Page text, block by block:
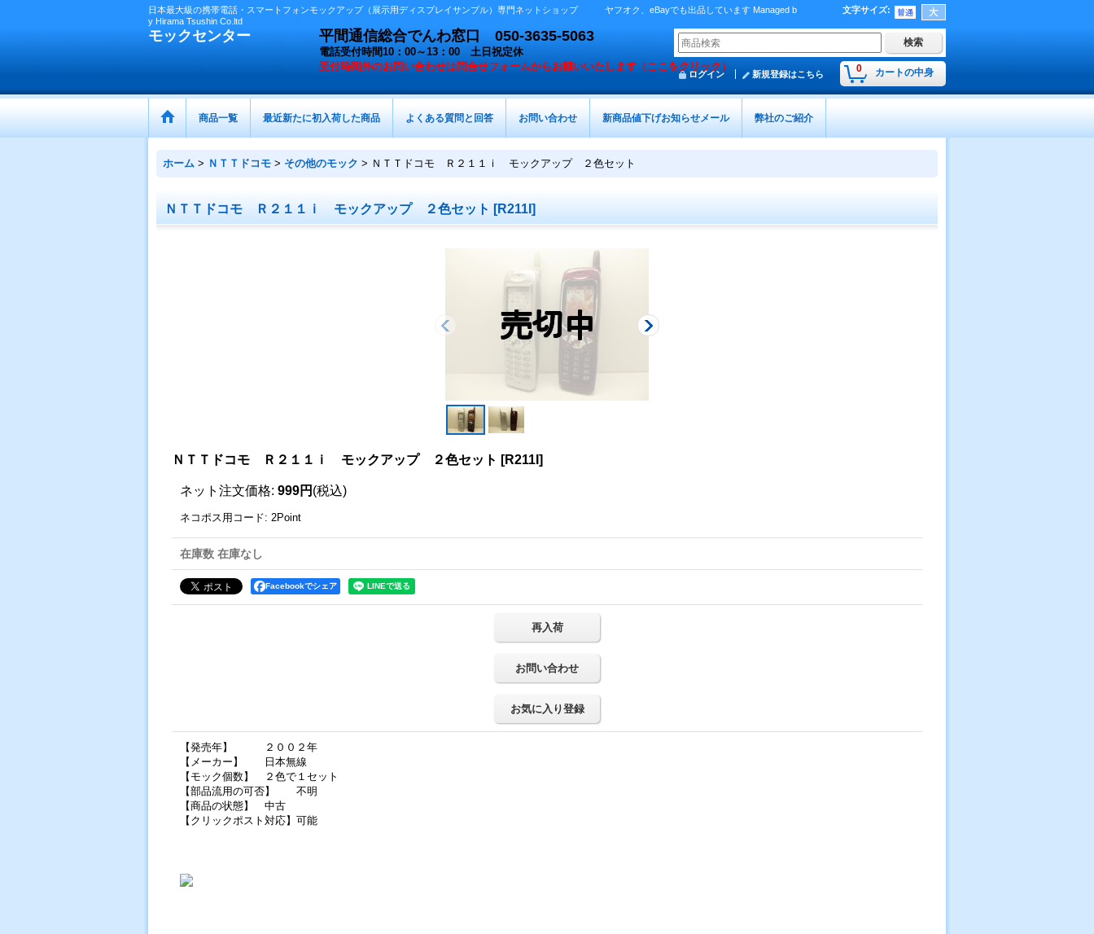
日本最大級の携帯電話・スマートフォンモックアップ（展示用ディスプレイサンプル）専門ネットショップ ヤフオク、eBayでも出品しています Managed b
y Hirama Tsushin Co.ltd
文字サイズ:
モックセンター 平間通信総合でんわ窓口 050-3635-5063
電話受付時間10：00～13：00 土日祝定休
受付時間外のお問い合わせは問合せフォームからお願いいたします（ここをクリック） 0 カートの中身
ログイン 新規登録はこちら
商品一覧 最近新たに初入荷した商品 よくある質問と回答 お問い合わせ 新商品値下げお知らせメール 弊社のご紹介
ホーム > ＮＴＴドコモ > その他のモック > ＮＴＴドコモ Ｒ２１１ｉ モックアップ ２色セット
ＮＴＴドコモ Ｒ２１１ｉ モックアップ ２色セット [R211I ]
ＮＴＴドコモ Ｒ２１１ｉ モックアップ ２色セット [R211I ]
ネット注文価格: 999円 (税込)
ネコポス用コード: 2Point
在庫数 在庫なし
Facebookでシェア
再入荷
お問い合わせ
お気に入り登録
【発売年】 ２００２年
【メーカー】 日本無線
【モック個数】 ２色で１セット
【部品流用の可否】 不明
【商品の状態】 中古
【クリックポスト対応】可能